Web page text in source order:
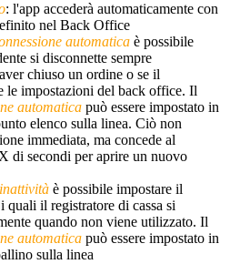
: l'app accederà automaticamente con
nel Back Office
automatica è possibile
si disconnette sempre
chiuso un ordine o se il
le impostazioni del back office. Il
automatica può essere impostato in
elenco sulla linea. Ciò non
immediata, ma concede al
di secondi per aprire un nuovo
è possibile impostare il
il registratore di cassa si
quando non viene utilizzato. Il
automatica può essere impostato in
sulla linea